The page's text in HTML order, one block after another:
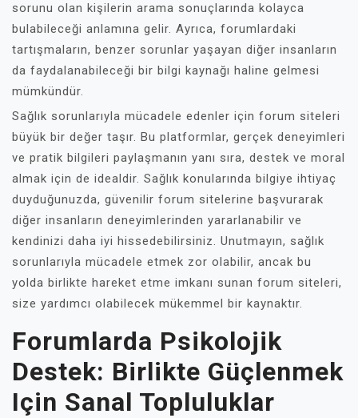
sorunu olan kişilerin arama sonuçlarında kolayca
bulabileceği anlamına gelir. Ayrıca, forumlardaki
tartışmaların, benzer sorunlar yaşayan diğer insanların
da faydalanabileceği bir bilgi kaynağı haline gelmesi
mümkündür.
Sağlık sorunlarıyla mücadele edenler için forum siteleri
büyük bir değer taşır. Bu platformlar, gerçek deneyimleri
ve pratik bilgileri paylaşmanın yanı sıra, destek ve moral
almak için de idealdir. Sağlık konularında bilgiye ihtiyaç
duyduğunuzda, güvenilir forum sitelerine başvurarak
diğer insanların deneyimlerinden yararlanabilir ve
kendinizi daha iyi hissedebilirsiniz. Unutmayın, sağlık
sorunlarıyla mücadele etmek zor olabilir, ancak bu
yolda birlikte hareket etme imkanı sunan forum siteleri,
size yardımcı olabilecek mükemmel bir kaynaktır.
Forumlarda Psikolojik
Destek: Birlikte Güçlenmek
Için Sanal Topluluklar